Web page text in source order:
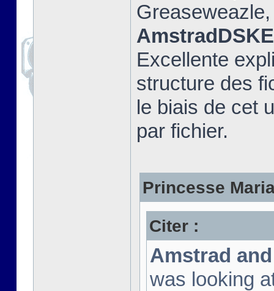
Excellente
structure des
le biais de cet
par fichier.
Princesse
Citer :
Amstrad
was looking